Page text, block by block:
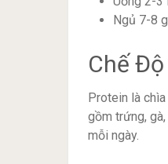
Ngủ 7-8
Chế
Protein là
gồm trứng,
mỗi ngày.